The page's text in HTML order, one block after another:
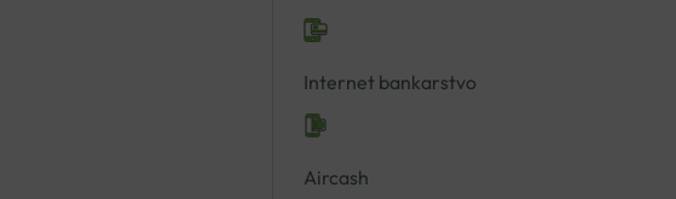
Internet bankarstvo
Aircash